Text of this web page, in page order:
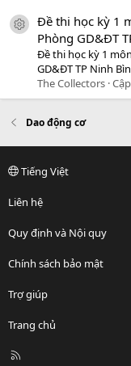
icon tài liệu
Đề thi học kỳ 1
Phòng GD&ĐT
Đề thi học kỳ 1
GD&ĐT TP Ninh
The Collectors
Dao động cơ
Tiếng Việt
Liên hệ
Quy định và Nội quy
Chính sách bảo mật
Trợ giúp
Trang chủ
R